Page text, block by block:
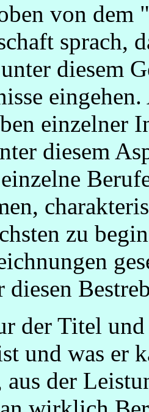
von dem
sprach,
diesem
einzelner
diesem
zu
diesen
der Titel
und was er
der